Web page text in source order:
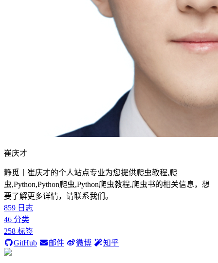
崔庆才
静觅丨崔庆才的个人站点专业为您提供爬虫教程,爬
虫,Python,Python爬虫,Python爬虫教程,爬虫书的相关信息，想
要了解更多详情，请联系我们。
859 日志
46 分类
258 标签
GitHub
邮件 微博 知乎